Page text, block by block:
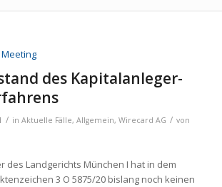
des Kapitalanleger-
/ in Aktuelle Fälle, Allgemein, Wirecard AG / von
des Landgerichts München I hat in dem
3 O 5875/20 bislang noch keinen